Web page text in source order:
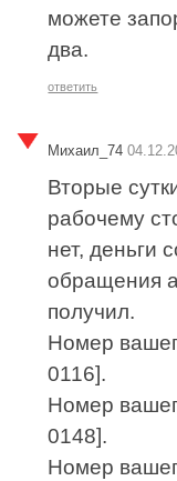
можете
два.
ответить
Михаил_74
Вторые
рабочему
нет, деньги
обращения
получил.
Номер
0116].
Номер
0148].
Номер